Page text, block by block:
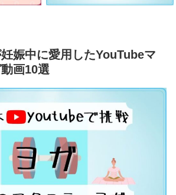
妊娠中に愛用したYouTubeマ
画10選